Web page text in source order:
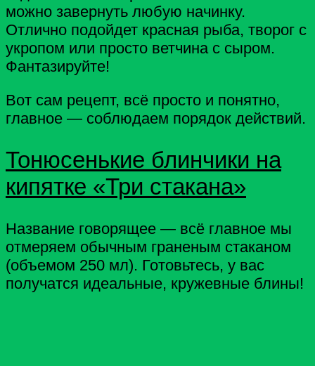
можно завернуть любую начинку.
Отлично подойдет красная рыба, творог с
укропом или просто ветчина с сыром.
Фантазируйте!
Вот сам рецепт, всё просто и понятно,
главное — соблюдаем порядок действий.
Тонюсенькие блинчики на
кипятке «Три стакана»
Название говорящее — всё главное мы
отмеряем обычным граненым стаканом
(объемом 250 мл). Готовьтесь, у вас
получатся идеальные, кружевные блины!